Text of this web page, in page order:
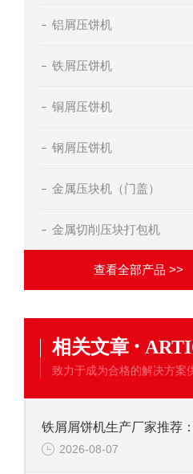
铝屑压饼机
铁屑压饼机
铜屑压饼机
钢屑压饼机
金属压块机（门盖）
金属切削压块打包机
查看全部产品 >>
相关文章 ·
致力于成为合格的解决方案
2026-08-07